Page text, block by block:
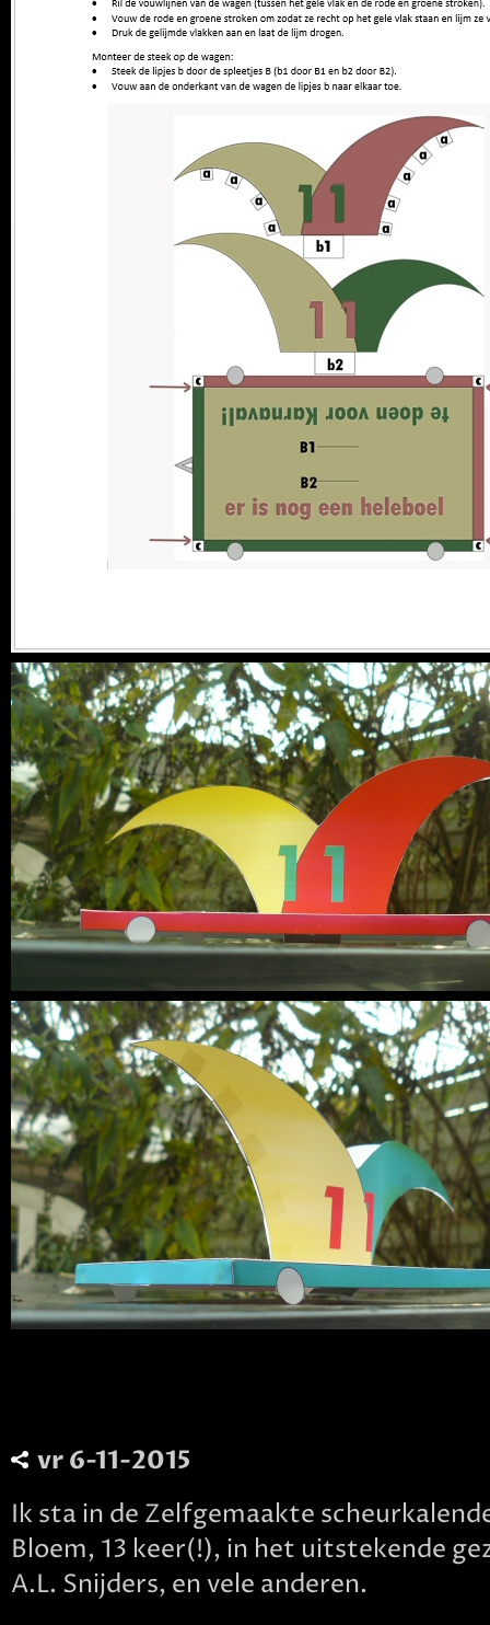
vr 6-11-2015
Ik sta in de Zelfgemaakte
Bloem, 13 keer(!), in het uitstekende
A.L. Snijders, en vele anderen.